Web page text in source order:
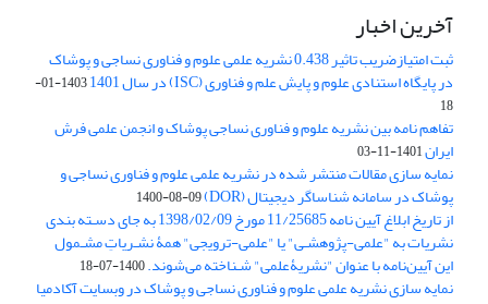
آخرین اخبار
ثبت امتیازضریب تاثیر 0.438 نشریه علمی علوم و فناوری نساجی و پوشاک
در پایگاه استنادی علوم و پایش علم و فناوری (ISC) در سال 1401
1403-01-
18
تفاهم نامه بین نشریه علوم و فناوری نساجی پوشاک و انجمن علمی فرش
ایران1401-11-03
نمایه سازی مقالات منتشر شده در نشریه علمی علوم و فناوری نساجی و
پوشاک در سامانه شناساگر دیجیتال (DOR) 1400-08-09
از تاریخ ابلاغ آیین نامه 11/25685 مورخ 1398/02/09 به جای دسـته بندی
نشریات به "علمی-پژوهشـی" یا "علمی-ترویجی" همۀ نشـریاتِ مشـمول
این آیین‌نامه با عنوان "نشریۀعلمی" شـناخته می‌شوند.1400-07-18
نمایه سازی نشریه علمی علوم و فناوری نساجی و پوشاک در وبسایت آکادمیا